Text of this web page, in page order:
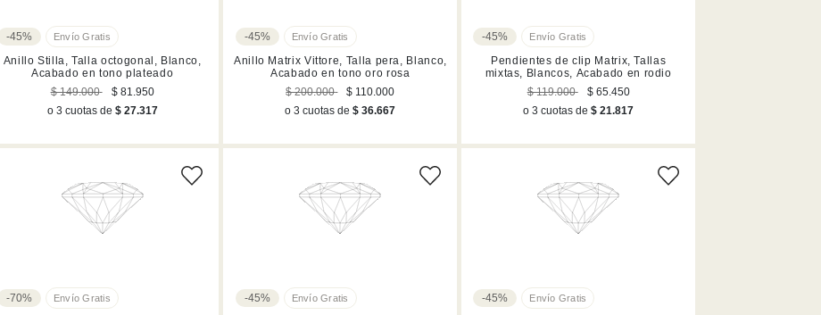
-45%
Anillo Stilla, Talla octogonal, Blanco,
Acabado en tono plateado
$ 149.000
$ 81.950
o 3 cuotas de $ 27.317
-45%
Anillo Matrix Vittore, Talla pera, Blanco,
Acabado en tono oro rosa
$ 200.000
$ 110.000
o 3 cuotas de$ 36.667
-45%
Pendientes de clip Matrix, Tallas
mixtas, Blancos, Acabado en rodio
$ 119.000
$ 65.450
o 3 cuotas de$ 21.817
-70%
-45%
-45%